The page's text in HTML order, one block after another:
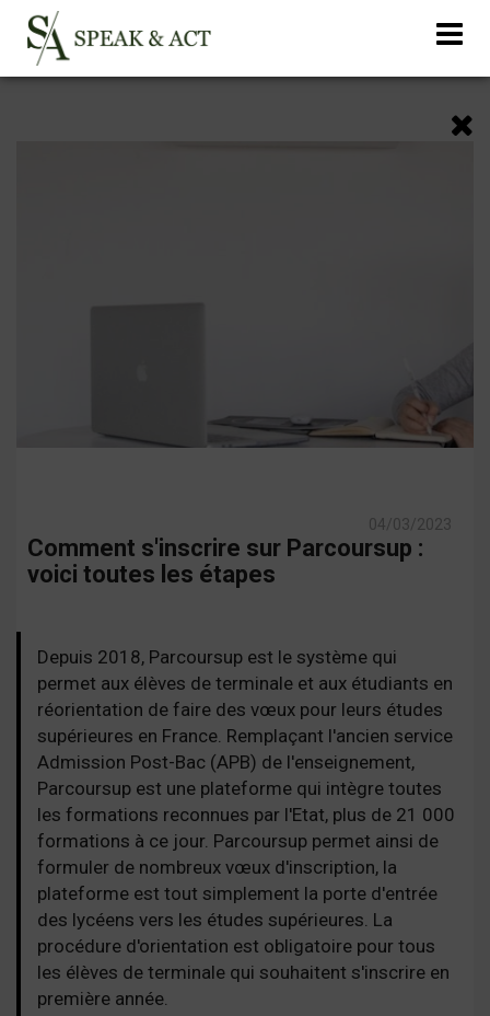
04/03/2023
Comment s'inscrire sur Parcoursup :
voici toutes les étapes
Depuis 2018, Parcoursup est le système qui
permet aux élèves de terminale et aux étudiants en
réorientation de faire des vœux pour leurs études
supérieures en France. Remplaçant l'ancien service
Admission Post-Bac (APB) de l'enseignement,
Parcoursup est une plateforme qui intègre toutes
les formations reconnues par l'Etat, plus de 21 000
formations à ce jour. Parcoursup permet ainsi de
formuler de nombreux vœux d'inscription, la
plateforme est tout simplement la porte d'entrée
des lycéens vers les études supérieures. La
procédure d'orientation est obligatoire pour tous
les élèves de terminale qui souhaitent s'inscrire en
première année.